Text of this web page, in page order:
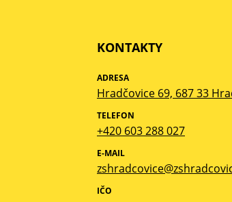
KONTAKTY
ADRESA
Hradčovice 69, 687 33
TELEFON
+420 603 288 027
E-MAIL
IČO